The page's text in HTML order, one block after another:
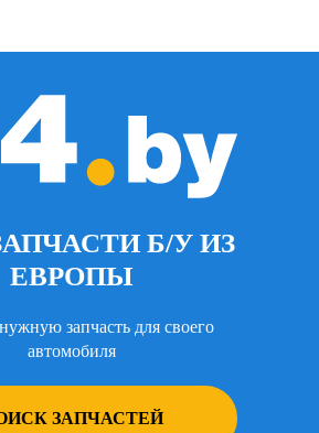
Б/У ИЗ
ЕВРОПЫ
запчасть для своего
автомобиля
ЗАПЧАСТЕЙ